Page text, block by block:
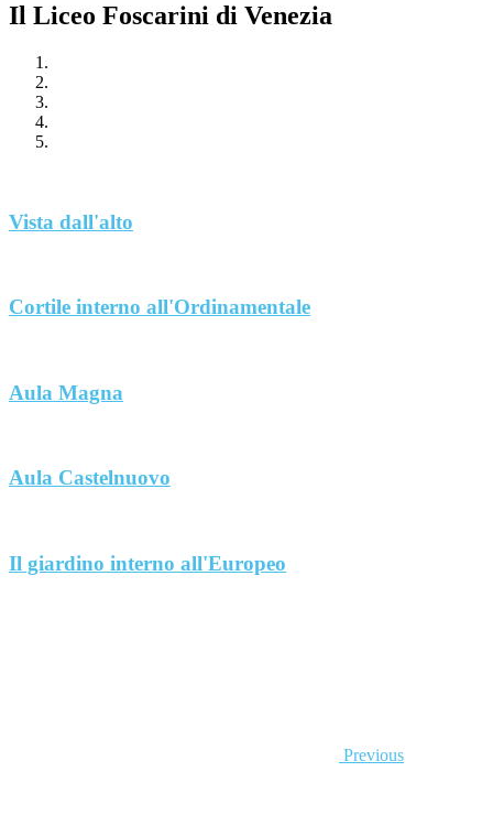
Il Liceo Foscarini di Venezia
Vista dall'alto
Cortile interno all'Ordinamentale
Aula Magna
Aula Castelnuovo
Il giardino interno all'Europeo
Previous